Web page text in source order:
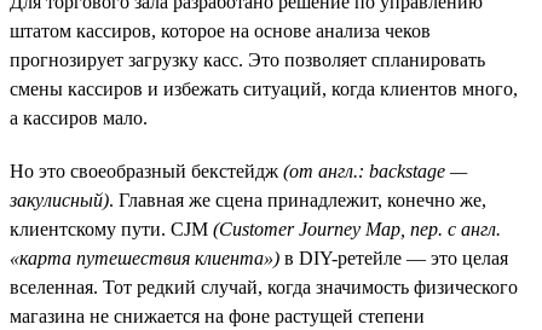
штатом кассиров, которое на основе анализа чеков
прогнозирует загрузку касс. Это позволяет спланировать
смены кассиров и избежать ситуаций, когда клиентов много,
а кассиров мало.
Но это своеобразный бекстейдж (от англ.: backstage —
закулисный). Главная же сцена принадлежит, конечно же,
клиентскому пути. CJM (Customer Journey Map, пер. с англ.
«карта путешествия клиента») в DIY-ретейле — это целая
вселенная. Тот редкий случай, когда значимость физического
магазина не снижается на фоне растущей степени